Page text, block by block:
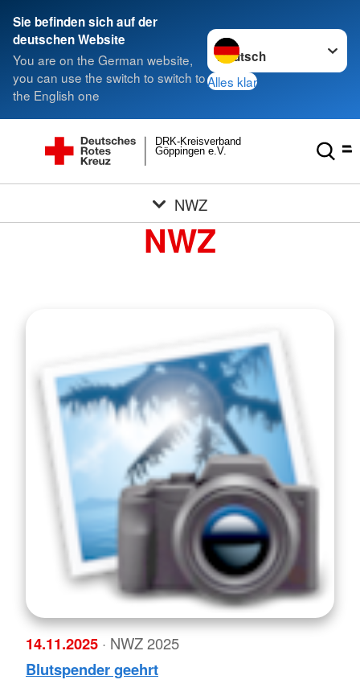
Sie befinden sich auf der
deutschen Website
You are on the German website,
you can use the switch to switch to
the English one
Sprache wechseln zu
Alles klar
Göppingen e.V.
DRK-Kreisverband
NWZ
NWZ
14.11.2025 · NWZ 2025
Blutspender geehrt